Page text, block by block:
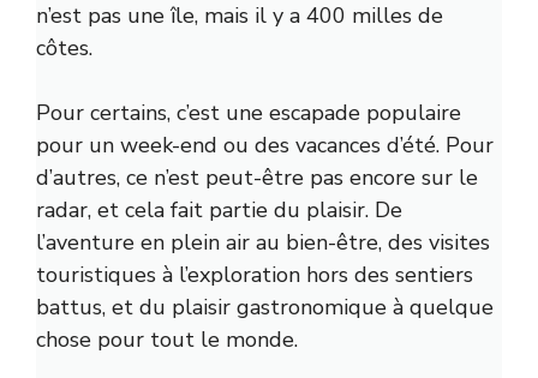
n’est pas une île, mais il y a 400 milles de
côtes.
Pour certains, c’est une escapade populaire
pour un week-end ou des vacances d’été. Pour
d’autres, ce n’est peut-être pas encore sur le
radar, et cela fait partie du plaisir. De
l’aventure en plein air au bien-être, des visites
touristiques à l’exploration hors des sentiers
battus, et du plaisir gastronomique à quelque
chose pour tout le monde.